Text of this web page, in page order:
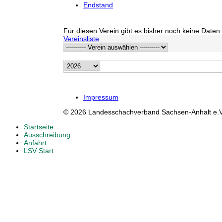
Endstand
Für diesen Verein gibt es bisher noch keine Daten
Vereinsliste
Impressum
© 2026 Landesschachverband Sachsen-Anhalt
Startseite
Ausschreibung
Anfahrt
LSV Start